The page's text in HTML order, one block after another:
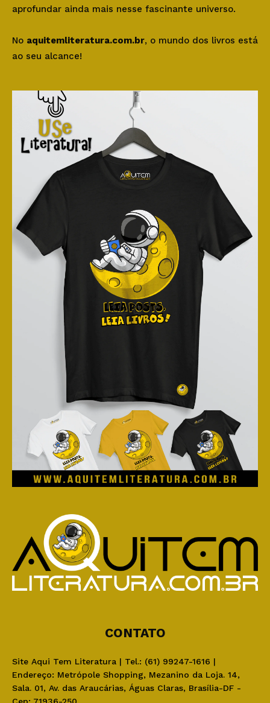
aprofundar ainda mais nesse fascinante universo.
No aquitemliteratura.com.br, o mundo dos livros está
ao seu alcance!
CONTATO
Site Aqui Tem Literatura | Tel.: (61) 99247-1616 |
Endereço: Metrópole Shopping, Mezanino da Loja. 14,
Sala. 01, Av. das Araucárias, Águas Claras, Brasília-DF -
Cep: 71936-250